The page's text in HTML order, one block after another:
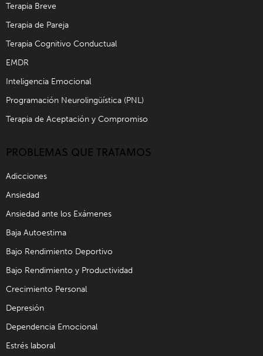
Terapia Breve
Terapia de Pareja
Terapia Cognitivo Conductual
EMDR
Inteligencia Emocional
Programación Neurolingüística (PNL)
Terapia de Aceptación y Compromiso
PROBLEMAS QUE TRATAMOS
Adicciones
Ansiedad
Ansiedad ante los Exámenes
Baja Autoestima
Bajo Rendimiento Deportivo
Bajo Rendimiento y Productividad
Crecimiento Personal
Depresión
Dependencia Emocional
Estrés laboral